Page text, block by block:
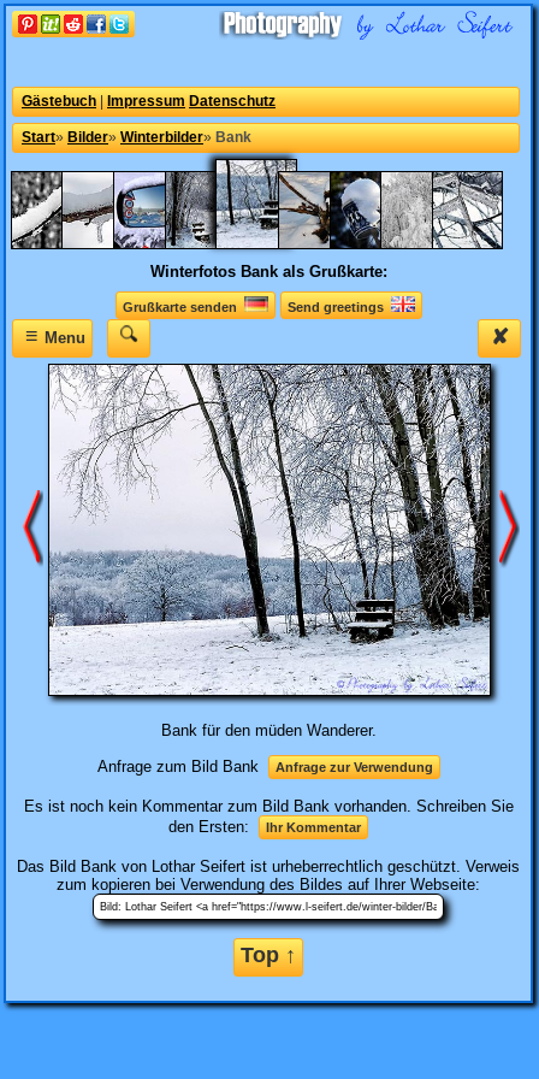
Gästebuch Impressum Datenschutz
Start» Bilder» Winterbilder» Bank
Winterfotos Bank als Grußkarte:
Grußkarte senden Send greetings
✘
≡Menu
Bank für den müden Wanderer.
Anfrage zum Bild Bank
Anfrage zur Verwendung
Es ist noch kein Kommentar zum Bild Bank vorhanden. Schreiben Sie
den Ersten:
Ihr Kommentar
Das Bild Bank von Lothar Seifert ist urheberrechtlich geschützt. Verweis
zum kopieren bei Verwendung des Bildes auf Ihrer Webseite:
Top ↑